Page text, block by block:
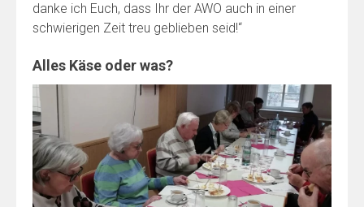
danke ich Euch, dass Ihr der AWO auch in einer
schwierigen Zeit treu geblieben seid!“
Alles Käse oder was?